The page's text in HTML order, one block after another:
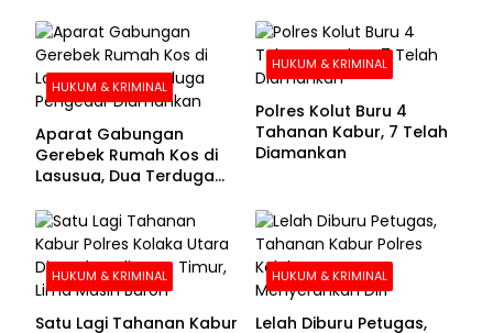
HUKUM & KRIMINAL
Aparat Gabungan
Gerebek Rumah Kos di
Lasusua, Dua Terduga
HUKUM & KRIMINAL
Polres Kolut Buru 4
Tahanan Kabur, 7 Telah
Diamankan
HUKUM & KRIMINAL
Satu Lagi Tahanan Kabur
HUKUM & KRIMINAL
Lelah Diburu Petugas,